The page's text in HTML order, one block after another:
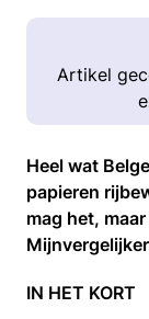
Artikel
Heel wat
papieren
mag het,
IN HET KORT